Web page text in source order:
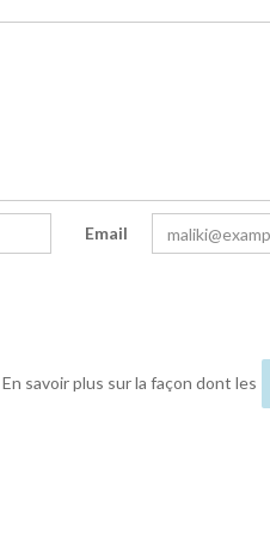
Email
En savoir plus sur la façon dont les